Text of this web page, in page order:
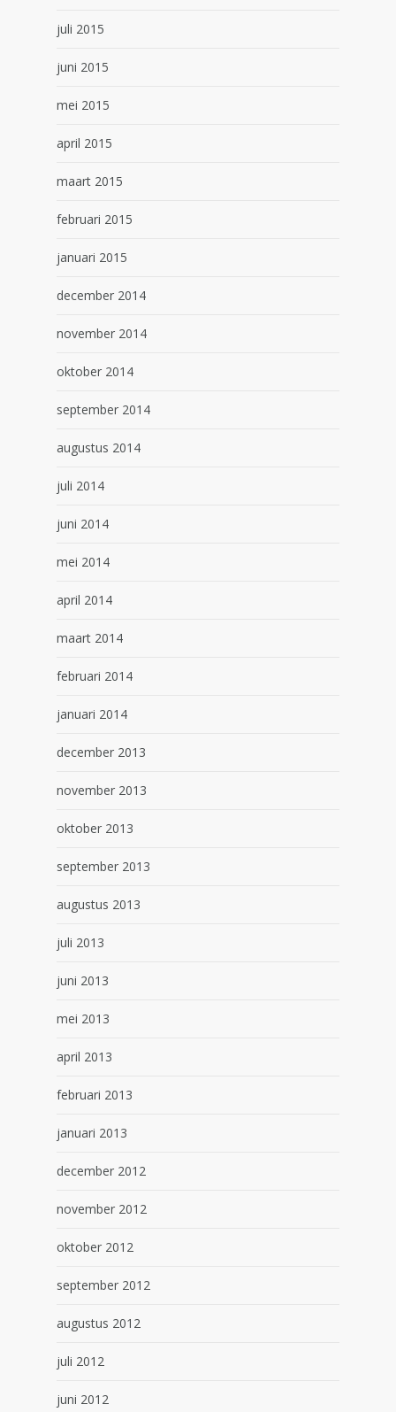
juli 2015
juni 2015
mei 2015
april 2015
maart 2015
februari 2015
januari 2015
december 2014
november 2014
oktober 2014
september 2014
augustus 2014
juli 2014
juni 2014
mei 2014
april 2014
maart 2014
februari 2014
januari 2014
december 2013
november 2013
oktober 2013
september 2013
augustus 2013
juli 2013
juni 2013
mei 2013
april 2013
februari 2013
januari 2013
december 2012
november 2012
oktober 2012
september 2012
augustus 2012
juli 2012
juni 2012